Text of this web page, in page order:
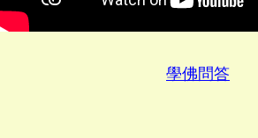
學佛問答